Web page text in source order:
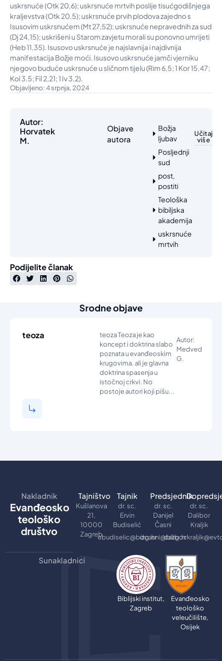
uskrsnuće (Otk 20,6); uskrsnuće mrtvih poslije tisućgodišnjega
kraljevstva (Otk 20,5); uskrsnuće prvih plodova zajedno s
Isusovim uskrsnućem (Mt 27,52); uskrsnuće nepravednih za sud
(Dj 24,15); uskrišeni u Starom zavjetu morali su ponovno umrijeti
(Heb 11,35). Isusovo uskrsnuće je najslavnija i najdivnija
manifestacija Božje moći. Isusovo uskrsnuće jamči vjerniku
njegovo buduće uskrsnuće u sličnom tijelu (Rim 6,5; 1 Kor 15,47;
Kol 3,5; Fil 2,21; 1 Iv 3,2).
Objavljeno: 4 srpnja, 2024
Autor:
Horvatek
M.
Objave
autora
Božja
ljubav
Posljednji
sud
post,
postiti
Teološka
bibiljska
akademija
uskrsnuće
mrtvih
Učitaj
više
Podijelite članak
Srodne objave
teoza
teoza Teoza je kao
koncept i doktrina slabo
poznata u evanđeoskim
krugovima, ali je glavna
doktrina spasenja u
istočnoj crkvi. No
postoje autori koji pišu...
Autor:
Medved
G.
Nakladnik
Evanđeosko
teološko
društvo
Tajništvo
Kušlanova
21,
10000
Zagreb
Tajnik
dr. sc.
Ervin
Budiselić
ebudiselic@bizg.hr
Predsjednik
dr. sc.
Danijel
Časni
dcasni@bizg.hr
dr. sc.
Dalibor
Kraljik
Sunakladnici
Biblijski institut,
Zagreb
Evanđeosko
teološko
veleučilište,
Osijek